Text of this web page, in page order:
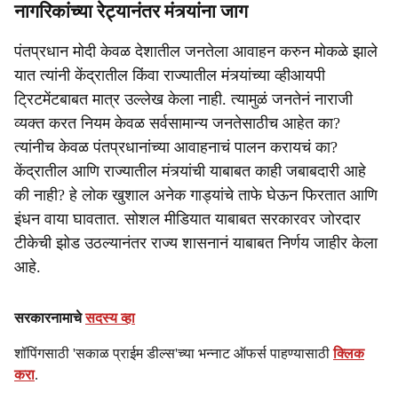
नागरिकांच्या रेट्यानंतर मंत्र्यांना जाग
पंतप्रधान मोदी केवळ देशातील जनतेला आवाहन करुन मोकळे झाले
यात त्यांनी केंद्रातील किंवा राज्यातील मंत्र्यांच्या व्हीआयपी
ट्रिटमेंटबाबत मात्र उल्लेख केला नाही. त्यामुळं जनतेनं नाराजी
व्यक्त करत नियम केवळ सर्वसामान्य जनतेसाठीच आहेत का?
त्यांनीच केवळ पंतप्रधानांच्या आवाहनाचं पालन करायचं का?
केंद्रातील आणि राज्यातील मंत्र्यांची याबाबत काही जबाबदारी आहे
की नाही? हे लोक खुशाल अनेक गाड्यांचे ताफे घेऊन फिरतात आणि
इंधन वाया घावतात. सोशल मीडियात याबाबत सरकारवर जोरदार
टीकेची झोड उठल्यानंतर राज्य शासनानं याबाबत निर्णय जाहीर केला
आहे.
सरकारनामाचेसदस्य व्हा
शॉपिंगसाठी 'सकाळ प्राईम डील्स'च्या भन्नाट ऑफर्स पाहण्यासाठीक्लिक
करा.